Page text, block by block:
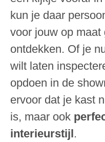
kun je daar
voor jouw op maat
ontdekken. Of je
wilt laten
opdoen in de
ervoor dat je kast
is, maar ook
interieurstijl.